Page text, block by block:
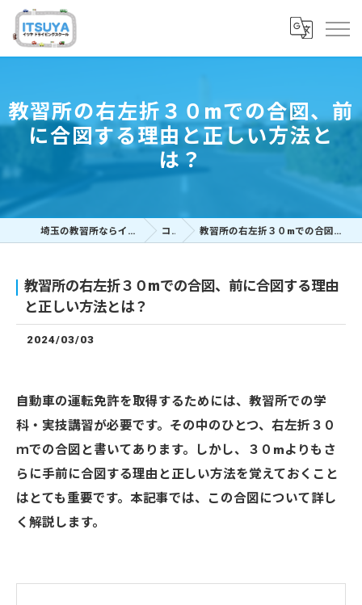
教習所の右左折３０mでの合図、前
に合図する理由と正しい方法と
は？
埼玉の教習所ならイツヤドライビングスクール コラム 教習所の右左折３０mでの合図、前に合図する理由と正しい方法とは？
教習所の右左折３０mでの合図、前に合図する理由
と正しい方法とは？
2024/03/03
自動車の運転免許を取得するためには、教習所での学
科・実技講習が必要です。その中のひとつ、右左折３０
ｍでの合図と書いてあります。しかし、３０mよりもさ
らに手前に合図する理由と正しい方法を覚えておくこと
はとても重要です。本記事では、この合図について詳し
く解説します。